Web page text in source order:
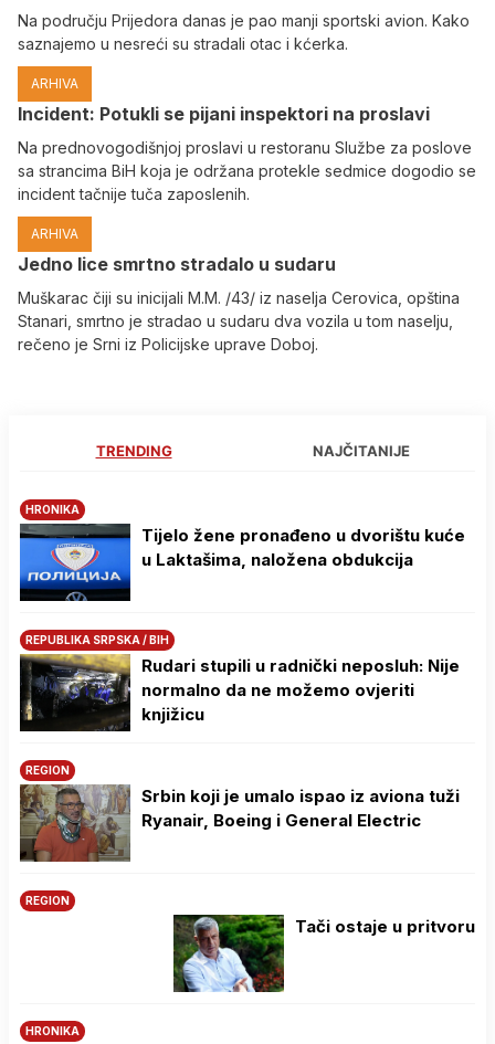
Na području Prijedora danas je pao manji sportski avion. Kako
saznajemo u nesreći su stradali otac i kćerka.
ARHIVA
Incident: Potukli se pijani inspektori na proslavi
Na prednovogodišnjoj proslavi u restoranu Službe za poslove
sa strancima BiH koja je održana protekle sedmice dogodio se
incident tačnije tuča zaposlenih.
ARHIVA
Јedno lice smrtno stradalo u sudaru
Muškarac čiji su inicijali M.M. /43/ iz naselja Cerovica, opština
Stanari, smrtno je stradao u sudaru dva vozila u tom naselju,
rečeno je Srni iz Policijske uprave Doboj.
TRENDING NAJČITANIJE
HRONIKA
Tijelo žene pronađeno u dvorištu kuće
u Laktašima, naložena obdukcija
REPUBLIKA SRPSKA / BIH
Rudari stupili u radnički neposluh: Nije
normalno da ne možemo ovjeriti
knjižicu
REGION
Srbin koji je umalo ispao iz aviona tuži
Ryanair, Boeing i General Electric
REGION
Tači ostaje u pritvoru
HRONIKA